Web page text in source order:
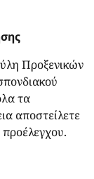
Προξενικών
τα
αποστείλετε
προέλεγχου.